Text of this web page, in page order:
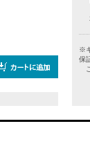
※
保